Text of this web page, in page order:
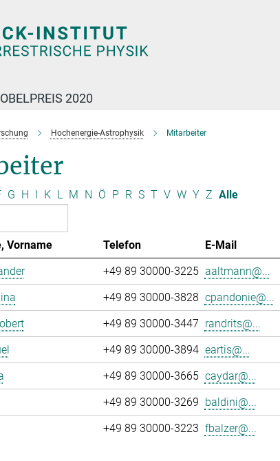
2020
Hochenergie-Astrophysik Mitarbeiter
G H I K L M N Ö P R S T V W Y Z Alle
Vorname Telefon E-Mail
+49 89 30000-3225 aaltmann@...
+49 89 30000-3828 cpandonie@...
+49 89 30000-3447 randrits@...
+49 89 30000-3894 eartis@...
+49 89 30000-3665 caydar@...
+49 89 30000-3269 baldini@...
+49 89 30000-3223 fbalzer@...